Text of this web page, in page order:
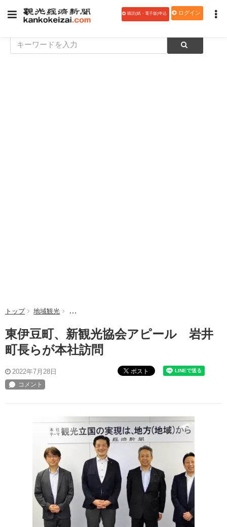
購読(紙・電子版)申込 ログイン
トップ 地域観光 東伊豆町、新観光協会アピール 岩井町長らが本社
東伊豆町、新観光協会アピール 岩井
町長らが本社訪問
2022年7月28日 ポスト